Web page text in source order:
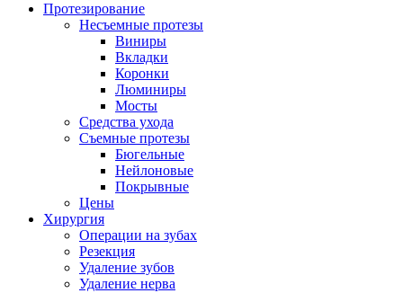
Протезирование
Несъемные протезы
Виниры
Вкладки
Коронки
Люминиры
Мосты
Средства ухода
Съемные протезы
Бюгельные
Нейлоновые
Покрывные
Цены
Хирургия
Операции на зубах
Резекция
Удаление зубов
Удаление нерва